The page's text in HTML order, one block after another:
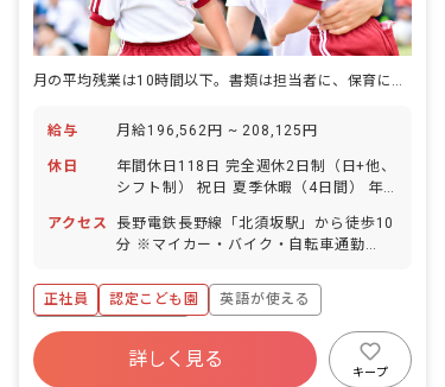
給与 月給196,562円 ~ 208,125円
休日
年間休日118日 完全週休2日制（日+他、
シフト制） 祝日 夏季休暇（4日間） 年
日単位取得可能） 慶弔休暇 産前産後・
育児休暇（取得率100％！復帰実績も多
アクセス
長野電鉄長野線「北須坂駅」から徒歩10
分 ※マイカー・バイク・自転車通勤
住宅街の中の静かな場所にあります。 ・
園から徒歩5分圏内にコンビニもあり、
お散歩コースも充実！利便性と保育環
境、ともに恵まれています。
正社員 認定こども園
英語が使える
ボーナス・賞与あり
寮・住宅・家賃補助あり
社会保険完備
詳しく見る
キープ